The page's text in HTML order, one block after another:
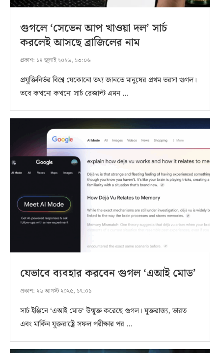
গুগলে ‘সেভেন আপ খাওয়া দল’ সার্চ
করলেই আসছে ব্রাজিলের নাম
প্রকাশ: ১৪ জুলাই ২০২৬, ১৩:০৬
প্রযুক্তিনির্ভর বিশ্বে যেকোনো তথ্য জানতে মানুষের প্রথম ভরসা গুগল।
তবে কখনো কখনো সার্চ রেজাল্ট এমন …
যেভাবে ব্যবহার করবেন গুগল ‘এআই মোড’
প্রকাশ: ২৬ আগস্ট ২০২৫, ১৭:০৯
সার্চ ইঞ্জিনে ‘এআই মোড‘ উন্মুক্ত করেছে গুগল। যুক্তরাজ্য, ভারত
এবং মার্কিন যুক্তরাষ্ট্রে সফল পরীক্ষার পর …